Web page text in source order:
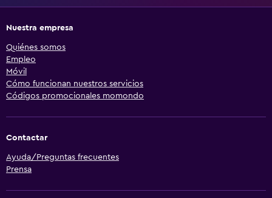
Nuestra empresa
Quiénes somos
Empleo
Móvil
Cómo funcionan nuestros servicios
Códigos promocionales momondo
Contactar
Ayuda/Preguntas frecuentes
Prensa